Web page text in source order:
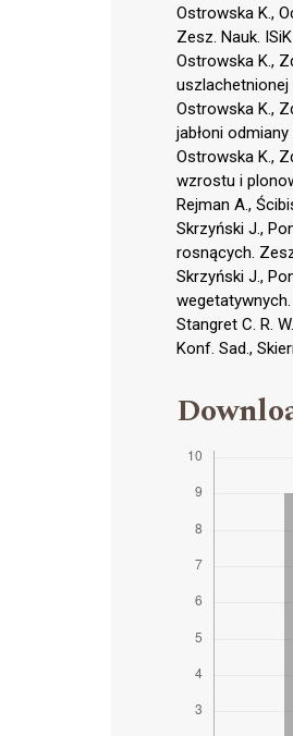
Ostrowska K.,
Zesz. Nauk.
Ostrowska K.,
uszlachetnionej
Ostrowska K.,
jabłoni
Ostrowska K.,
wzrostu i
Rejman A.,
Skrzyński J.,
rosnących.
Skrzyński J.,
Stangret C. R.
Konf. Sad.,